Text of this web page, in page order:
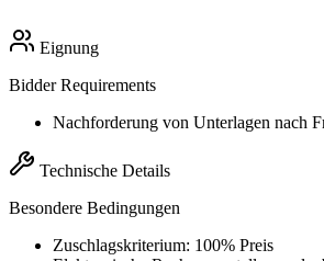
Eignung
Bidder Requirements
Nachforderung von Unterlagen nach
Technische Details
Besondere Bedingungen
Zuschlagskriterium: 100% Preis